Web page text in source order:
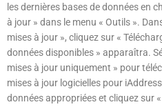
les dernières bases de données en
à jour » dans le menu « Outils ».
mises à jour », cliquez sur «
données disponibles » apparaîtra.
mises à jour uniquement » pour
mises à jour logicielles pour
données appropriées et cliquez sur «